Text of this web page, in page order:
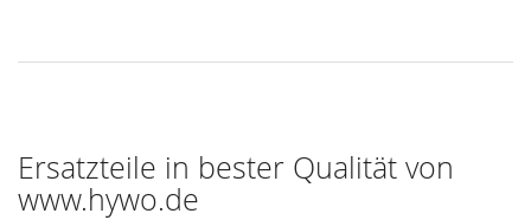
Ersatzteile in bester Qualität von
www.hywo.de